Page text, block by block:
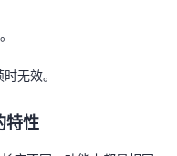
无效。
特性